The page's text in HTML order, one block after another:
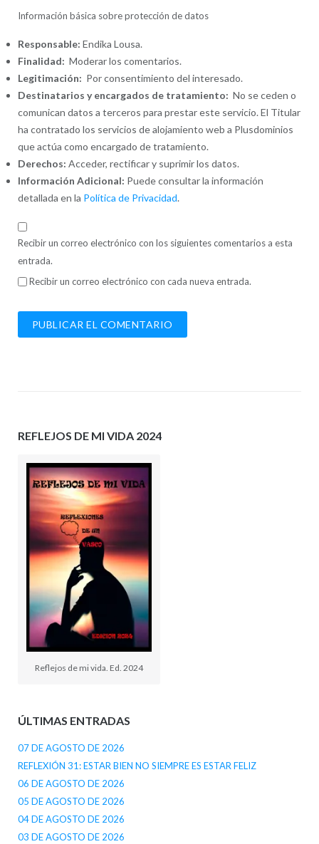
Información básica sobre protección de datos
Responsable: Endika Lousa.
Finalidad: Moderar los comentarios.
Legitimación: Por consentimiento del interesado.
Destinatarios y encargados de tratamiento: No se ceden o
comunican datos a terceros para prestar este servicio. El Titular
ha contratado los servicios de alojamiento web a Plusdominios
que actúa como encargado de tratamiento.
Derechos: Acceder, rectificar y suprimir los datos.
Información Adicional: Puede consultar la información
detallada en la Política de Privacidad.
Recibir un correo electrónico con los siguientes comentarios a esta
entrada.
Recibir un correo electrónico con cada nueva entrada.
REFLEJOS DE MI VIDA 2024
Reflejos de mi vida. Ed. 2024
ÚLTIMAS ENTRADAS
07 DE AGOSTO DE 2026
REFLEXIÓN 31: ESTAR BIEN NO SIEMPRE ES ESTAR FELIZ
06 DE AGOSTO DE 2026
05 DE AGOSTO DE 2026
04 DE AGOSTO DE 2026
03 DE AGOSTO DE 2026